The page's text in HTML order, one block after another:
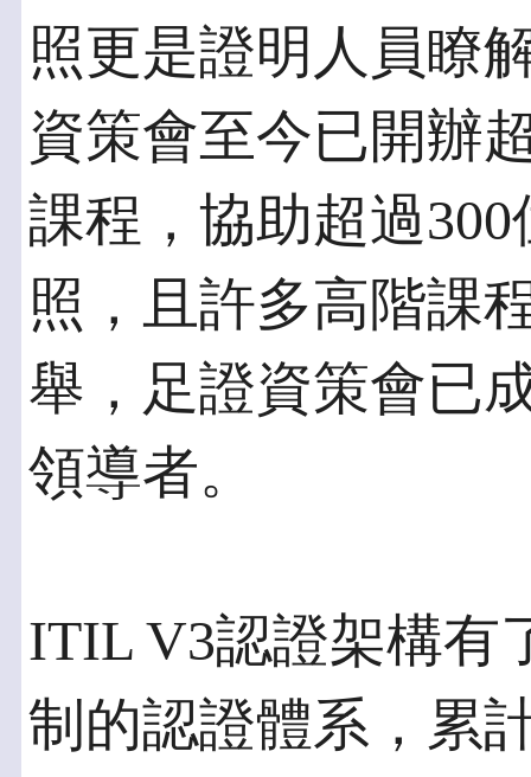
照更是證明人員瞭
資策會至今已開辦
課程，協助超過
照，且許多高階課
舉，足證資策會已
領導者。
ITIL V3認證架構有
制的認證體系，累